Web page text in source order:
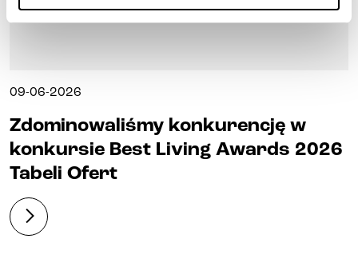
09-06-2026
Zdominowaliśmy konkurencję w
konkursie Best Living Awards 2026
Tabeli Ofert